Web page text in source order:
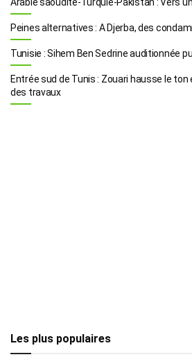
Peines alternatives : A Djerba, des
Tunisie : Sihem Ben Sedrine auditionnée
Entrée sud de Tunis : Zouari hausse le
des travaux
Les plus populaires